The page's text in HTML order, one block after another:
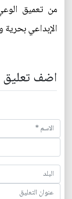
من تعميق
الإبداعي
اضف تعليق